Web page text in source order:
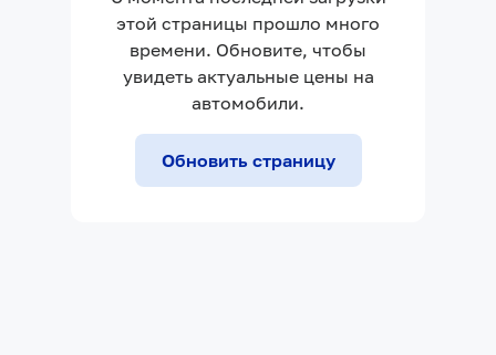
этой страницы прошло много
времени. Обновите, чтобы
увидеть актуальные цены на
автомобили.
Обновить страницу